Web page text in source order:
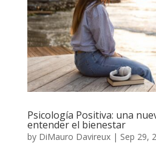
Psicología Positiva: una
entender el bienestar
by DiMauro Davireux| Sep 29,